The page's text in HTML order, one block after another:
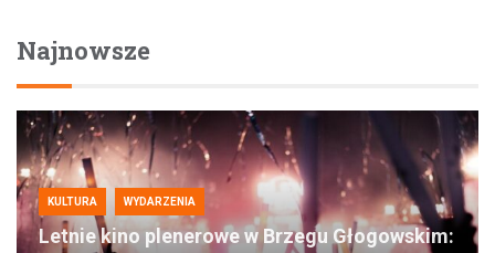
Najnowsze
KULTURA WYDARZENIA
Letnie kino plenerowe w Brzegu Głogowskim: